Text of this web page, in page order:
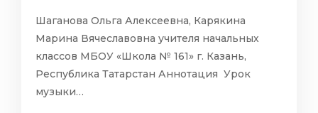
Шаганова Ольга Алексеевна, Карякина
Марина Вячеславовна учителя начальных
классов МБОУ «Школа № 161» г. Казань,
Республика Татарстан Аннотация Урок
музыки…